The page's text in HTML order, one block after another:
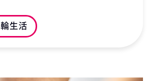
生活